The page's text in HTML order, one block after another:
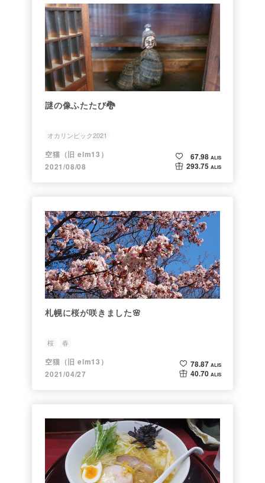
謎の像ふたたび🐉
オカリンピック2021
空猫（旧 elm13）
2021/08/08
67.98 ALIS
293.75 ALIS
札幌に桜が咲きました🌸
桜 春
空猫（旧 elm13）
2021/04/27
78.87 ALIS
40.70 ALIS